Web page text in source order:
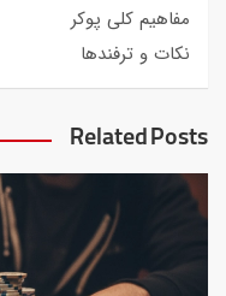
مفاهیم کلی پوکر
نکات و ترفندها
Related Posts